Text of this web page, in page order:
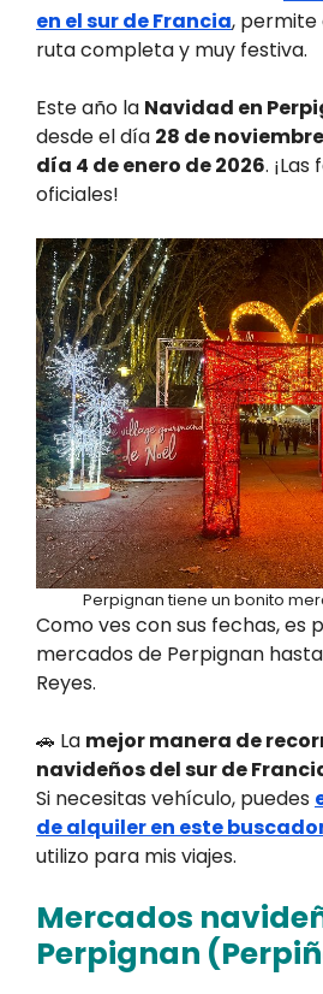
en el sur de Francia, permite
ruta completa y muy festiva.
Este año la Navidad en
desde el día 28 de
día 4 de enero de 2026.
oficiales!
Perpignan tiene un bonito
Como ves con sus fechas, es
mercados de Perpignan
Reyes.
🚗 La mejor manera de
navideños del sur de
Si necesitas vehículo, puedes
de alquiler en este
utilizo para mis viajes.
Mercados
Perpignan